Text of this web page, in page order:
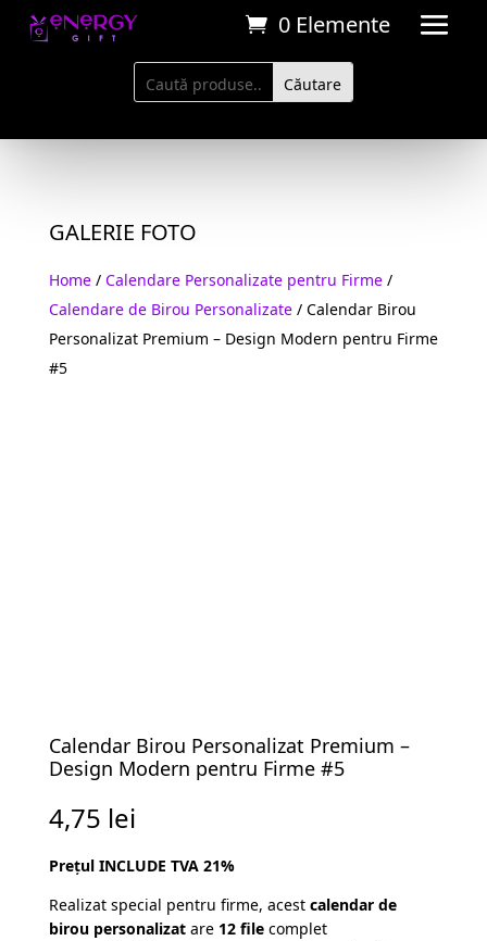
0 Elemente
GALERIE FOTO
Home/ Calendare Personalizate pentru Firme/
Calendare de Birou Personalizate/ Calendar Birou
Personalizat Premium – Design Modern pentru Firme
#5
Calendar Birou Personalizat Premium –
Design Modern pentru Firme #5
4,75 lei
Prețul INCLUDE TVA 21%
Realizat special pentru firme, acest calendar de
birou personalizatare 12 filecomplet